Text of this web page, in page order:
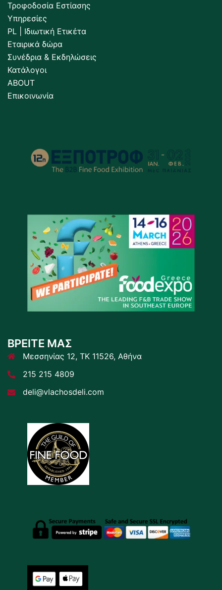
Τροφοδοσία Εστίασης
Υπηρεσίες
PL | Ιδιωτική Ετικέτα
Εταιρικά δώρα
Συνέδρια & Εκδηλώσεις
Κατάλογοι
ABOUT
Επικοινωνία
ΒΡΕΙΤΕ ΜΑΣ
Μεσσηνίας 12, ΤΚ 11526, Αθήνα
215 215 4809
deli@vlachosdeli.com